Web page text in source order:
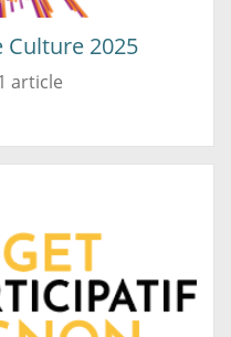
Culture 2025
article